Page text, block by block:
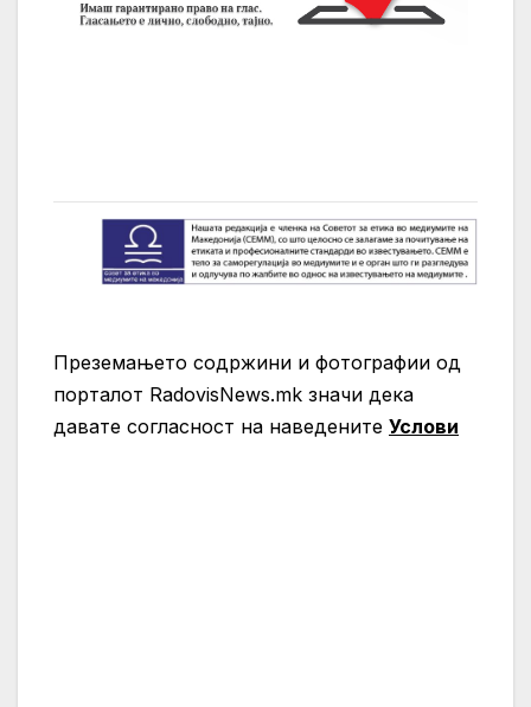
Преземањето содржини и фотографии од
порталот RadovisNews.mk значи дека
давате согласност на нaведените Услови